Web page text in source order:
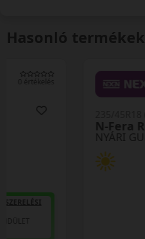
Hasonló termékek
N-Fera RU1 XL
235/45R18 (98) W